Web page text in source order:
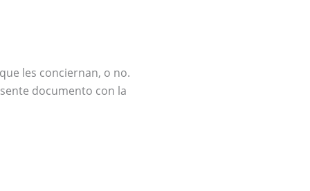
les conciernan, o no.
documento con la